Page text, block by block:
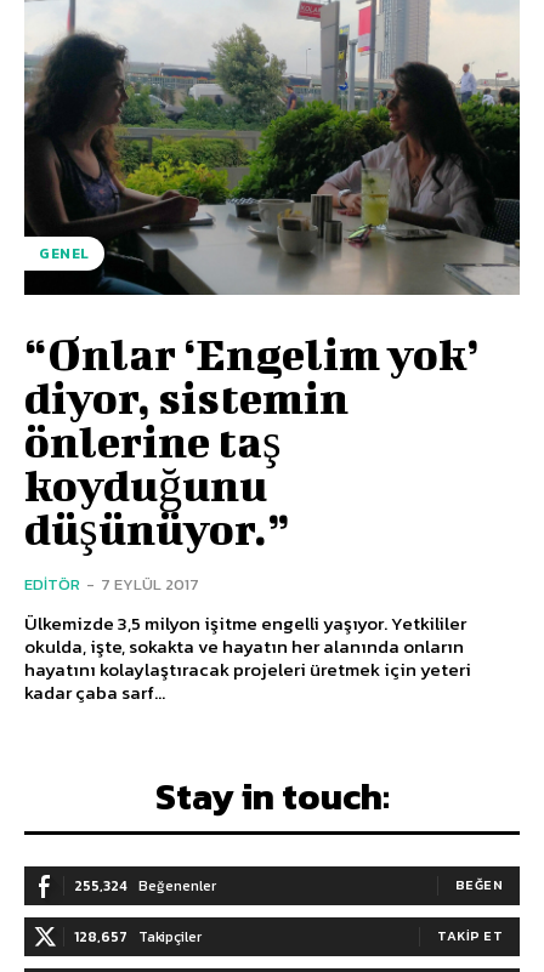
GENEL
“Onlar ‘Engelim yok’
diyor, sistemin
önlerine taş
koyduğunu
düşünüyor.”
EDITÖR - 7 EYLÜL 2017
Ülkemizde 3,5 milyon işitme engelli yaşıyor. Yetkililer
okulda, işte, sokakta ve hayatın her alanında onların
hayatını kolaylaştıracak projeleri üretmek için yeteri
kadar çaba sarf...
Stay in touch:
255,324 Beğenenler BEĞEN
128,657 Takipçiler TAKIP ET